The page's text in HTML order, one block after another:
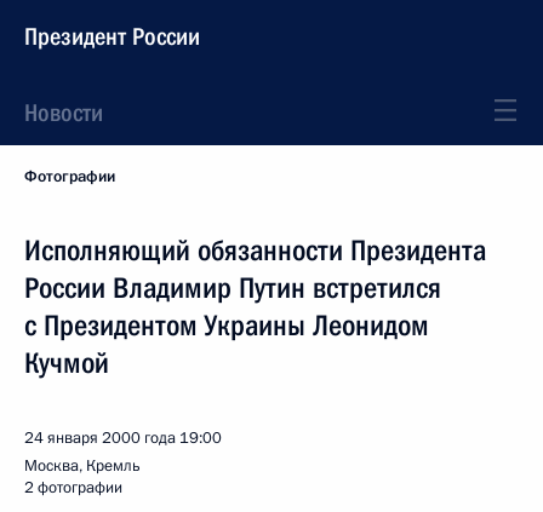
Президент России
Новости
Фотографии
Исполняющий обязанности Президента
России Владимир Путин встретился
с Президентом Украины Леонидом
Кучмой
24 января 2000 года 19:00
Москва, Кремль
2 фотографии